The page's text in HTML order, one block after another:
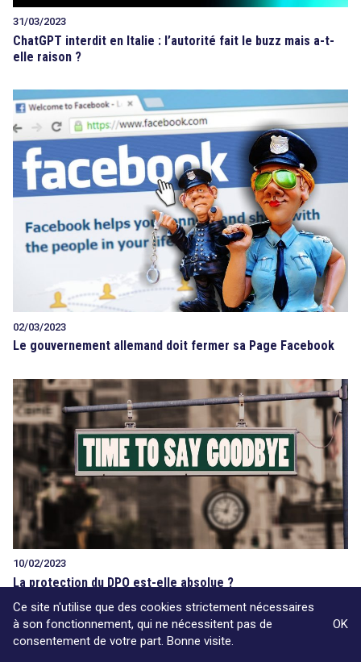
31/03/2023
ChatGPT interdit en Italie : l’autorité fait le buzz mais a-t-
elle raison ?
02/03/2023
Le gouvernement allemand doit fermer sa Page Facebook
10/02/2023
La protection du DPO est-elle absolue ?
Ce site n'utilise que des cookies strictement nécessaires
à son fonctionnement, qui ne nécessitent pas de
consentement de votre part. Bonne visite.
OK